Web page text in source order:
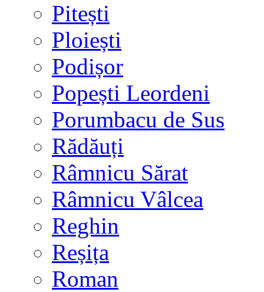
Pitești
Ploiești
Podișor
Popești Leordeni
Porumbacu de Sus
Rădăuți
Râmnicu Sărat
Râmnicu Vâlcea
Reghin
Reșița
Roman